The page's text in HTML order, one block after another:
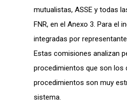
mutualistas, ASSE y todas
FNR, en el Anexo 3. Para el
integradas por
Estas comisiones analizan
procedimientos que son los
procedimientos son muy
sistema.